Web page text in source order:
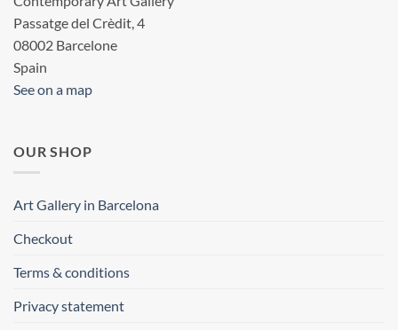
Passatge del Crèdit, 4
08002 Barcelone
Spain
See on a map
OUR SHOP
Art Gallery in Barcelona
Checkout
Terms & conditions
Privacy statement